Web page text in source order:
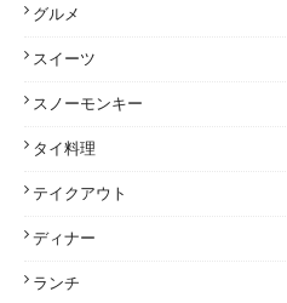
グルメ
スイーツ
スノーモンキー
タイ料理
テイクアウト
ディナー
ランチ